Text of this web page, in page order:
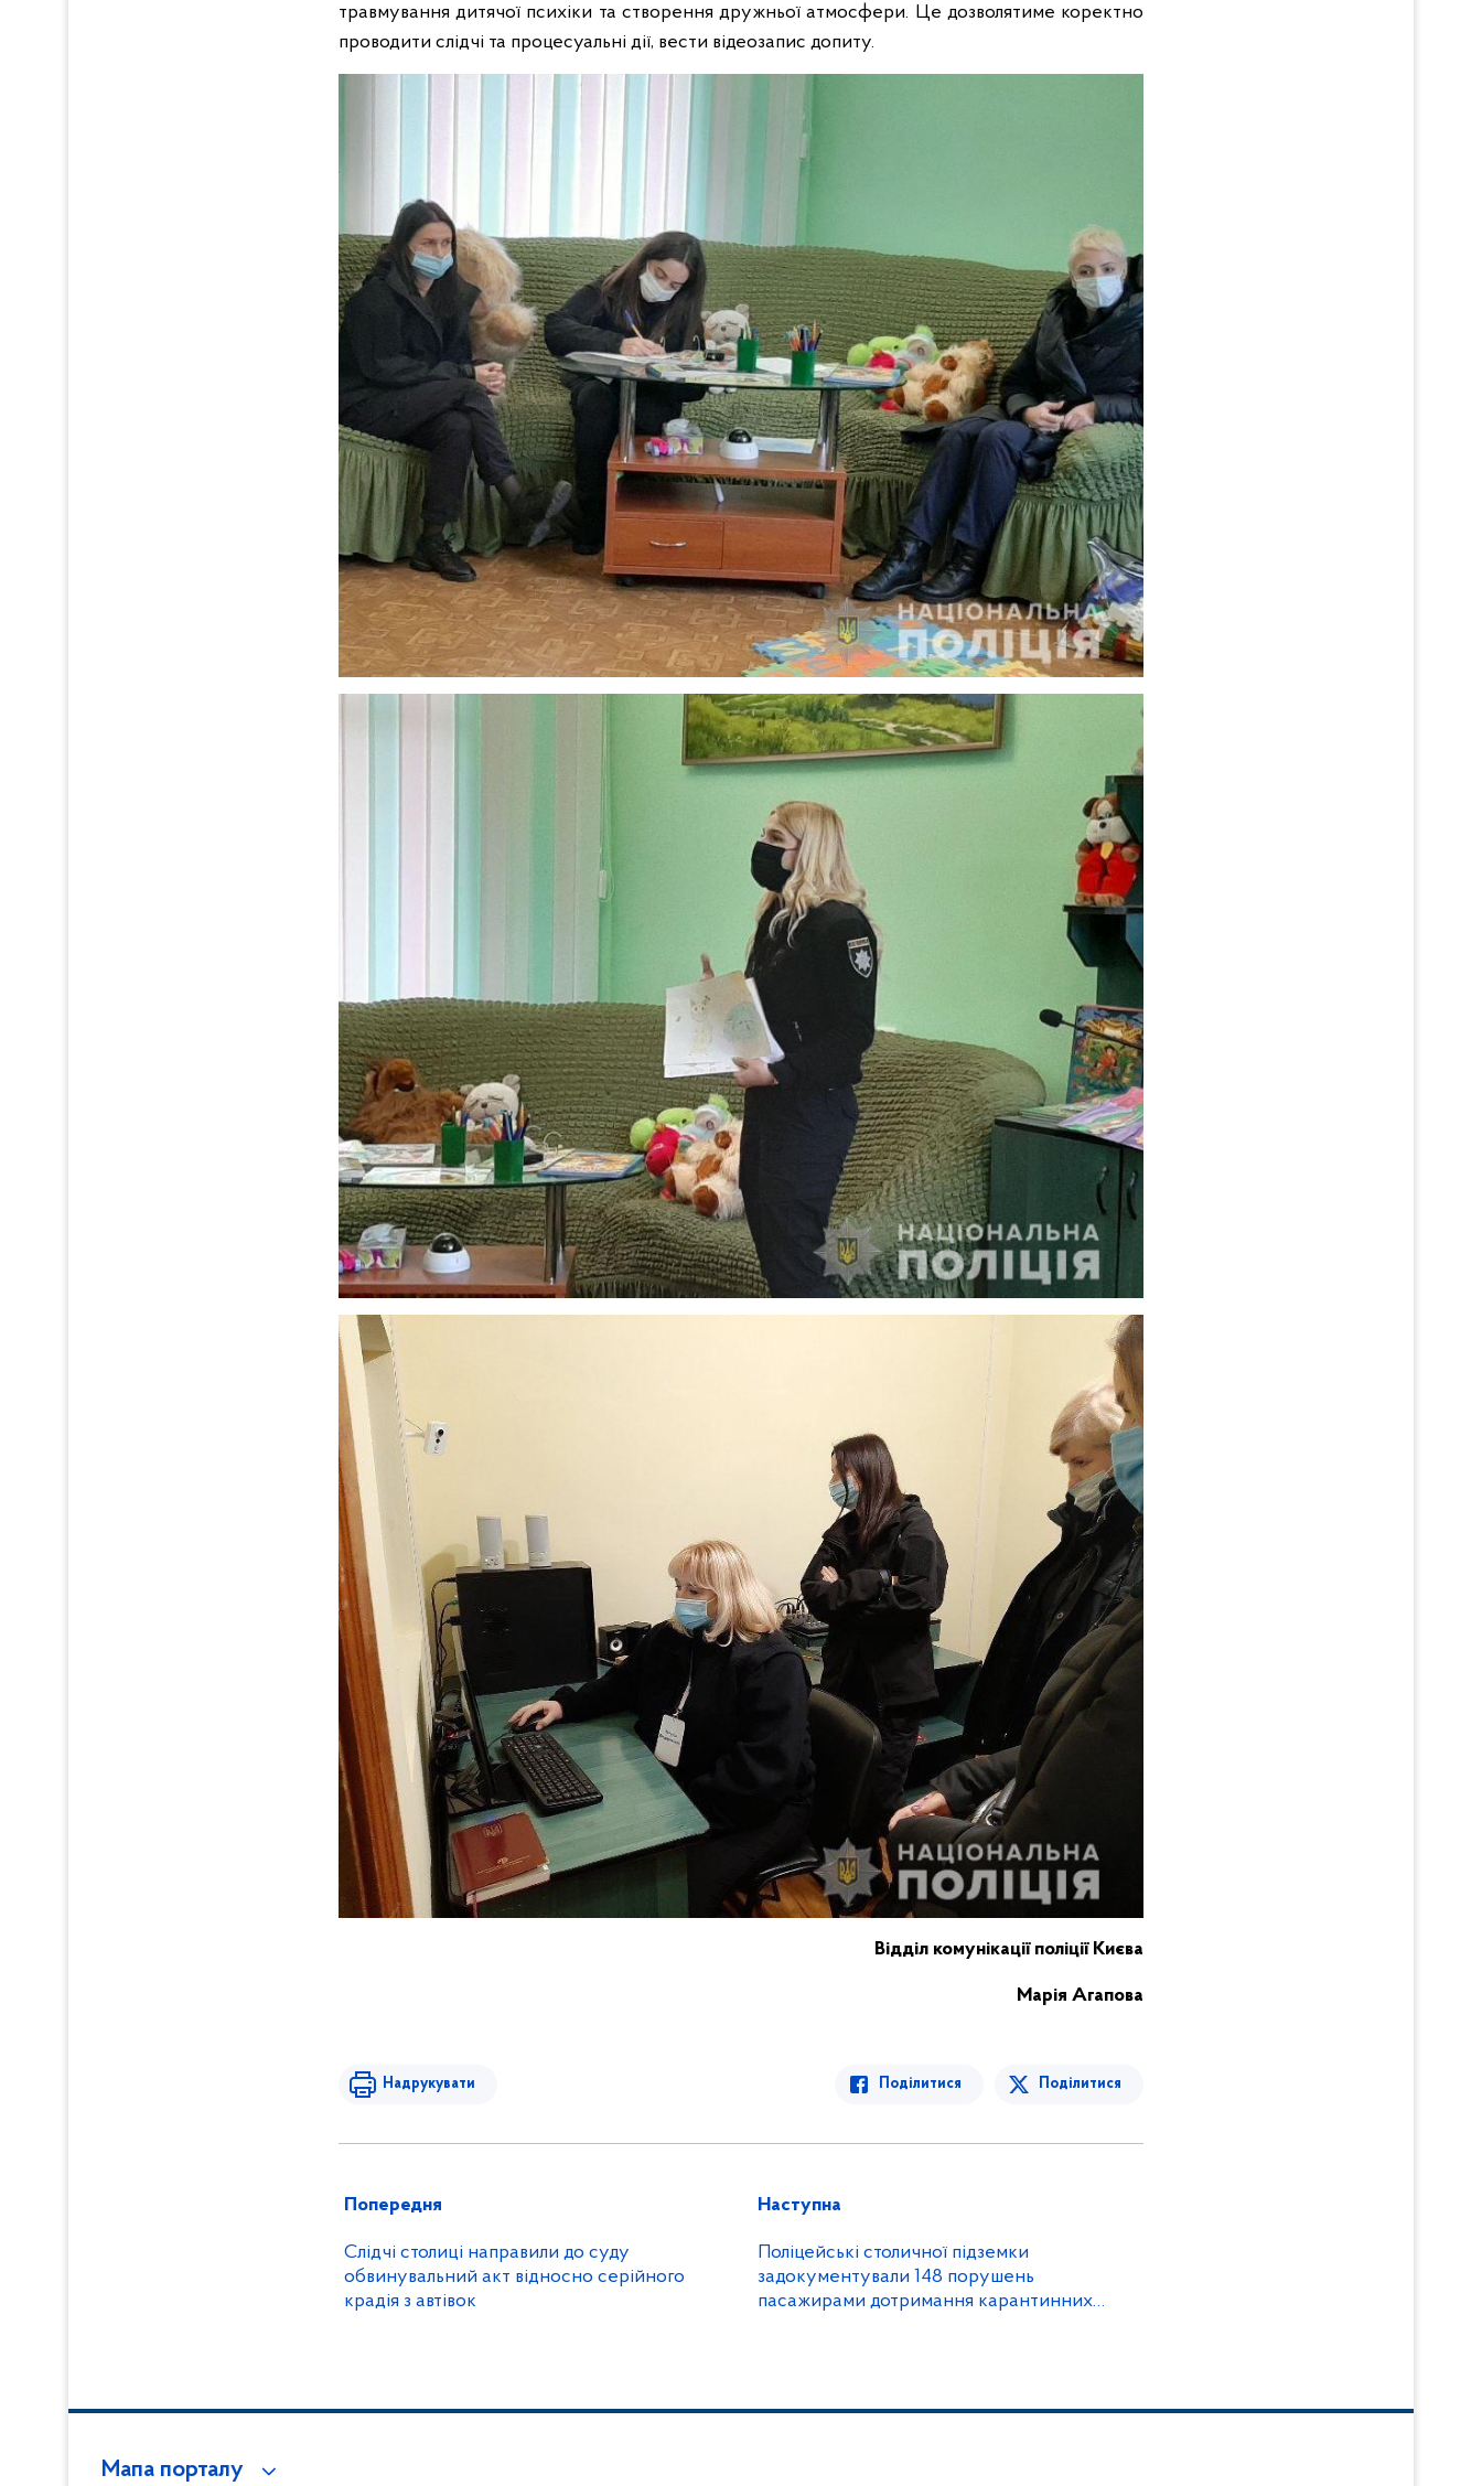
травмування дитячої психіки та створення дружньої атмосфери. Це дозволятиме коректно
проводити слідчі та процесуальні дії, вести відеозапис допиту.
Відділ комунікації поліції Києва
Марія Агапова
Надрукувати Поділитися Поділитися
Попередня
Слідчі столиці направили до суду
обвинувальний акт відносно серійного
крадія з автівок
Наступна
Поліцейські столичної підземки
задокументували 148 порушень
пасажирами дотримання карантинних
Мапа порталу